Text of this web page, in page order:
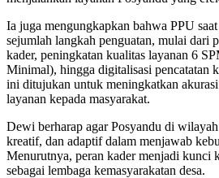
Ia juga mengungkapkan bahwa PPU
sejumlah langkah penguatan, mulai dari
kader, peningkatan kualitas layanan 6
Minimal), hingga digitalisasi pencatatan
ini ditujukan untuk meningkatkan
layanan kepada masyarakat.
Dewi berharap agar Posyandu di
kreatif, dan adaptif dalam menjawab
Menurutnya, peran kader menjadi kunci
sebagai lembaga kemasyarakatan desa.